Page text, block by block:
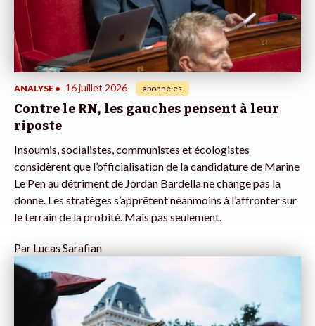
ANALYSE • 16 juillet 2026 abonné·es
Contre le RN, les gauches pensent à leur
riposte
Insoumis, socialistes, communistes et écologistes
considèrent que l’officialisation de la candidature de Marine
Le Pen au détriment de Jordan Bardella ne change pas la
donne. Les stratèges s’apprêtent néanmoins à l’affronter sur
le terrain de la probité. Mais pas seulement.
Par Lucas Sarafian